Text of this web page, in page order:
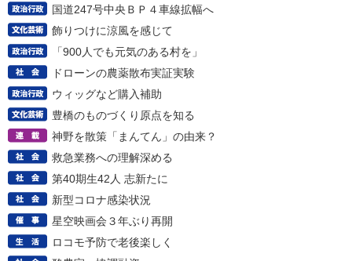
国道247号中央ＢＰ４車線拡幅へ
飾りつけに涼風を感じて
「900人でも元気のある村を」
ドローンの農薬散布実証実験
ウィッグなど購入補助
豊橋のものづくり原点を知る
神野を散策「まんてん」の由来？
救急業務への理解深める
第40期生42人 志新たに
新型コロナ感染状況
星空映画会３年ぶり再開
ロコモ予防で老後楽しく